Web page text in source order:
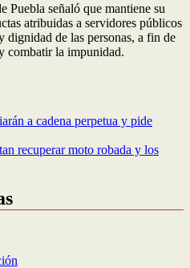
Puebla señaló que mantiene su
atribuidas a servidores públicos
dignidad de las personas, a fin de
combatir la impunidad.
a cadena perpetua y pide
recuperar moto robada y los